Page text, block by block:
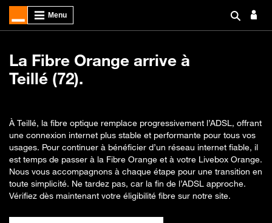
La Fibre Orange arrive à
Teillé (72).
À Teillé, la fibre optique remplace progressivement l’ADSL, offrant
une connexion internet plus stable et performante pour tous vos
usages. Pour continuer à bénéficier d’un réseau internet fiable, il
est temps de passer à la Fibre Orange et à votre Livebox Orange.
Nous vous accompagnons à chaque étape pour une transition en
toute simplicité. Ne tardez pas, car la fin de l’ADSL approche.
Vérifiez dès maintenant votre éligibilité fibre sur notre site.